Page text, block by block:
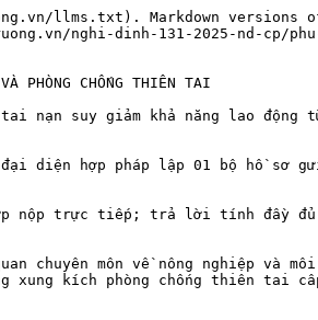
llms.txt). Markdown versions
nghi-dinh-131-2025-nd-
PHÒNG CHỐNG THIÊN TAI
suy giảm khả năng lao động
diện hợp pháp lập 01 bộ hồ sơ
nộp trực tiếp; trả lời tính đầy
chuyên môn về nông nghiệp và
xung kích phòng chống thiên tai